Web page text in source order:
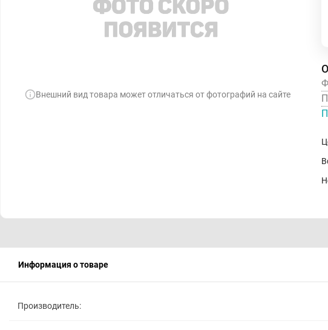
Внешний вид товара может отличаться от фотографий на сайте
Информация о товаре
Производитель: